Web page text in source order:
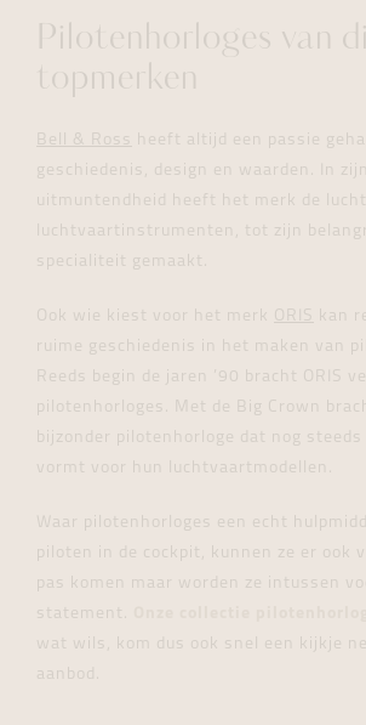
Pilotenhorloges van
topmerken
Bell & Ross
heeft altijd een passie
geschiedenis, design en waarden. In
uitmuntendheid heeft het merk de
luchtvaartinstrumenten, tot zijn
specialiteit gemaakt.
Ook wie kiest voor het merk ORIS
kan
ruime geschiedenis in het maken van
Reeds begin de jaren ’90 bracht ORIS
pilotenhorloges. Met de Big Crown
bijzonder pilotenhorloge dat nog steeds
vormt voor hun luchtvaartmodellen.
Waar pilotenhorloges een echt
piloten in de cockpit, kunnen ze er ook
pas komen maar worden ze intussen
statement.
wat wils, kom dus ook snel een kijkje
aanbod.